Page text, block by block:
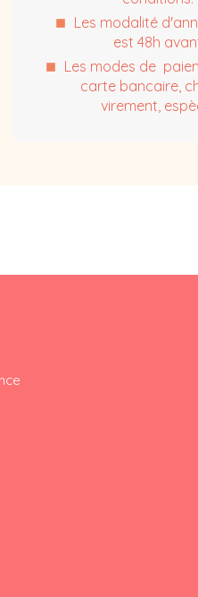
Les modalité
est 48h
Les modes de
carte bancaire,
virement,